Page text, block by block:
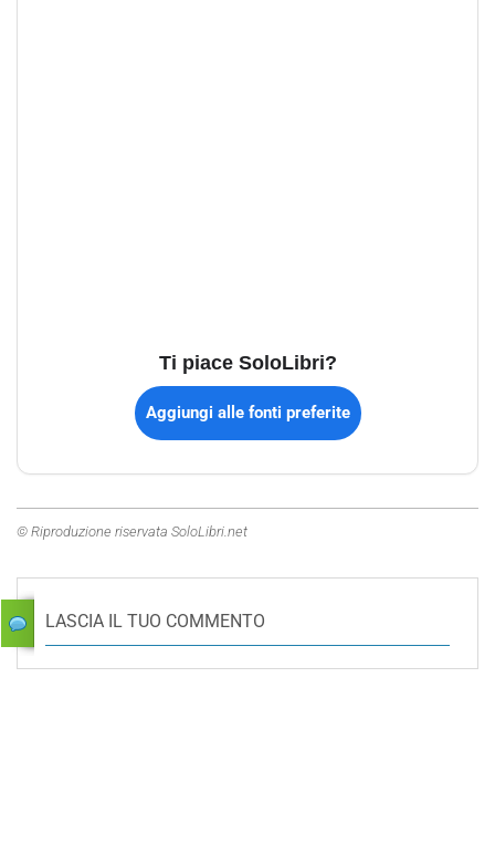
Ti piace SoloLibri?
Aggiungi alle fonti preferite
© Riproduzione riservata SoloLibri.net
LASCIA IL TUO COMMENTO